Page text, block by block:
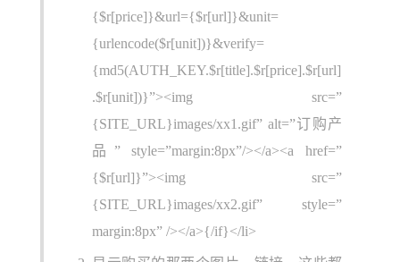
{$r[price]}&url={$r[url]}&unit=
{urlencode($r[unit])}&verify=
{md5(AUTH_KEY.$r[title].$r[price].$r[url]
.$r[unit])}”><img src=”
{SITE_URL}images/xx1.gif” alt=”订购产
品” style=”margin:8px”/></a><a href=”
{$r[url]}”><img src=”
{SITE_URL}images/xx2.gif” style=”
margin:8px” /></a>{/if}</li>